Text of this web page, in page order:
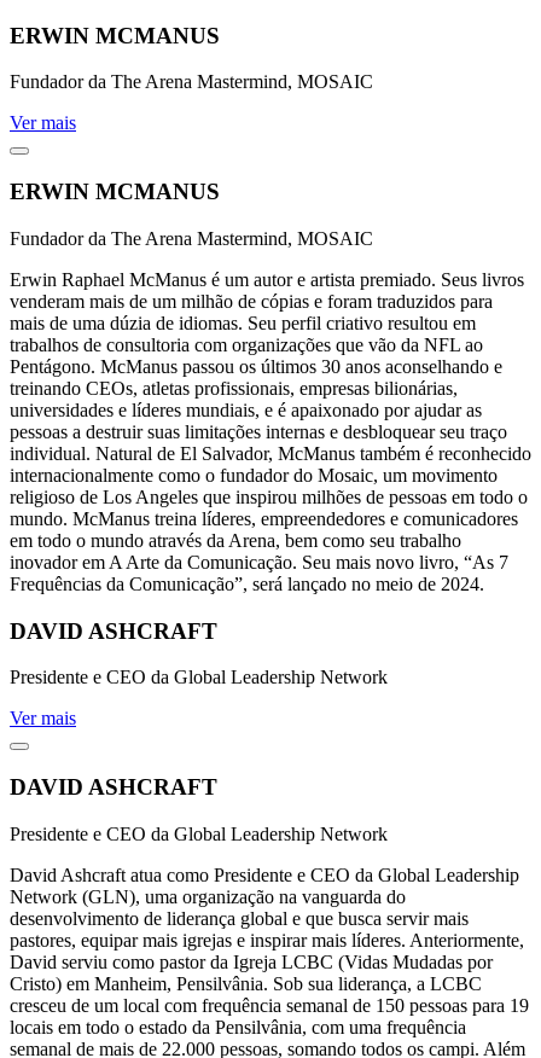
ERWIN MCMANUS
Fundador da The Arena Mastermind, MOSAIC
Ver mais
ERWIN MCMANUS
Fundador da The Arena Mastermind, MOSAIC
Erwin Raphael McManus é um autor e artista premiado. Seus livros
venderam mais de um milhão de cópias e foram traduzidos para
mais de uma dúzia de idiomas. Seu perfil criativo resultou em
trabalhos de consultoria com organizações que vão da NFL ao
Pentágono. McManus passou os últimos 30 anos aconselhando e
treinando CEOs, atletas profissionais, empresas bilionárias,
universidades e líderes mundiais, e é apaixonado por ajudar as
pessoas a destruir suas limitações internas e desbloquear seu traço
individual. Natural de El Salvador, McManus também é reconhecido
internacionalmente como o fundador do Mosaic, um movimento
religioso de Los Angeles que inspirou milhões de pessoas em todo o
mundo. McManus treina líderes, empreendedores e comunicadores
em todo o mundo através da Arena, bem como seu trabalho
inovador em A Arte da Comunicação. Seu mais novo livro, “As 7
Frequências da Comunicação”, será lançado no meio de 2024.
DAVID ASHCRAFT
Presidente e CEO da Global Leadership Network
Ver mais
DAVID ASHCRAFT
Presidente e CEO da Global Leadership Network
David Ashcraft atua como Presidente e CEO da Global Leadership
Network (GLN), uma organização na vanguarda do
desenvolvimento de liderança global e que busca servir mais
pastores, equipar mais igrejas e inspirar mais líderes. Anteriormente,
David serviu como pastor da Igreja LCBC (Vidas Mudadas por
Cristo) em Manheim, Pensilvânia. Sob sua liderança, a LCBC
cresceu de um local com frequência semanal de 150 pessoas para 19
locais em todo o estado da Pensilvânia, com uma frequência
semanal de mais de 22.000 pessoas, somando todos os campi. Além